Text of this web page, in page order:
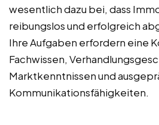
wesentlich dazu bei, dass
reibungslos und erfolgreich
Ihre Aufgaben erfordern eine
Fachwissen,
Marktkenntnissen und
Kommunikationsfähigkeiten.